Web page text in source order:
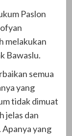
Paslon
melakukan
Bawaslu.
semua
yang
tidak dimuat
jelas dan
yang